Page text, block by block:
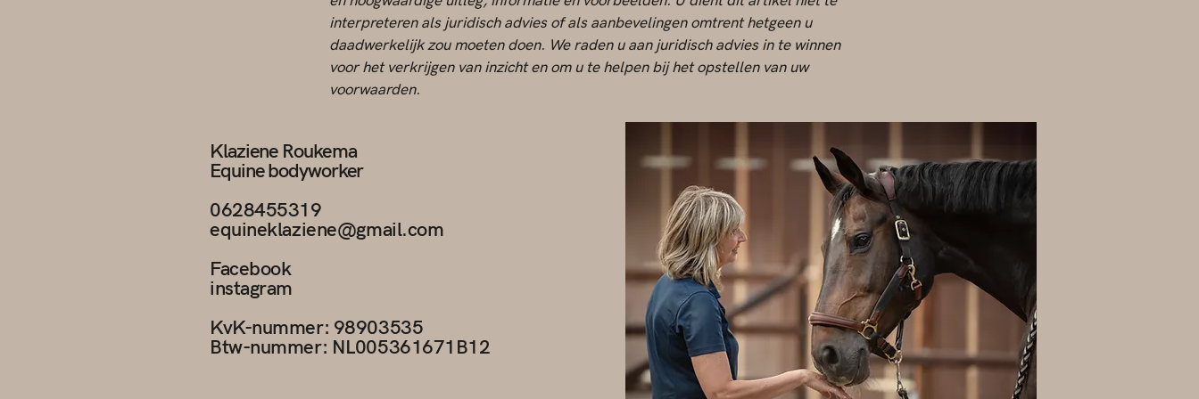
interpreteren als juridisch advies of als aanbevelingen omtrent hetgeen u
daadwerkelijk zou moeten doen. We raden u aan juridisch advies in te winnen
voor het verkrijgen van inzicht en om u te helpen bij het opstellen van uw
voorwaarden.
Klaziene Roukema
Equine bodyworker
0628455319
equineklaziene@gmail.com
Facebook
instagram
KvK-nummer: 98903535
Btw-nummer: NL005361671B12